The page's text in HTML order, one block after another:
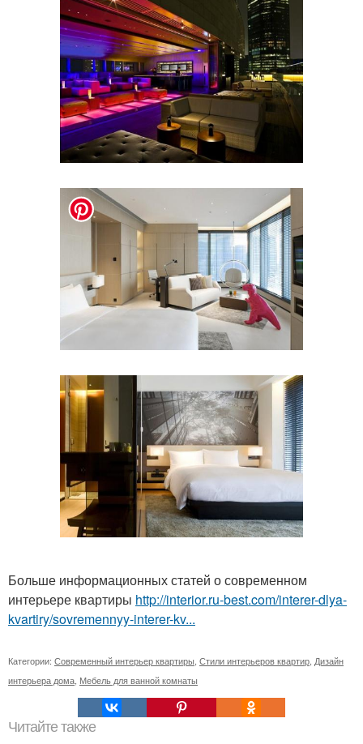
Больше информационных статей о современном
интерьере квартиры http://interior.ru-best.com/interer-dlya-
kvartiry/sovremennyy-interer-kv...
Категории: Современный интерьер квартиры, Стили интерьеров квартир, Дизайн
интерьера дома, Мебель для ванной комнаты
Читайте также